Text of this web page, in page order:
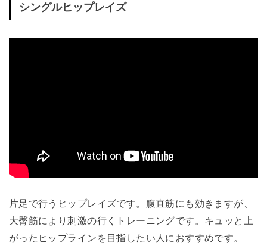
シングルヒップレイズ
片足で行うヒップレイズです。腹直筋にも効きますが、
大臀筋により刺激の行くトレーニングです。キュッと上
がったヒップラインを目指したい人におすすめです。